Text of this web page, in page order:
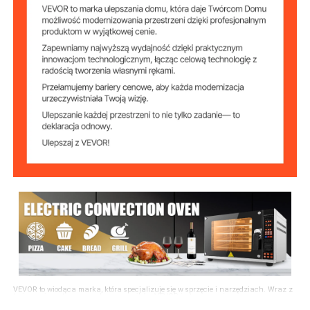
Wymiary
maszyny
26,6 cala x 25,2 cala x 19,7
cala (675 x 640 x 500 mm)
VEVOR to wiodąca marka, która specjalizuje się w sprzęcie i narzędziach. Wraz z